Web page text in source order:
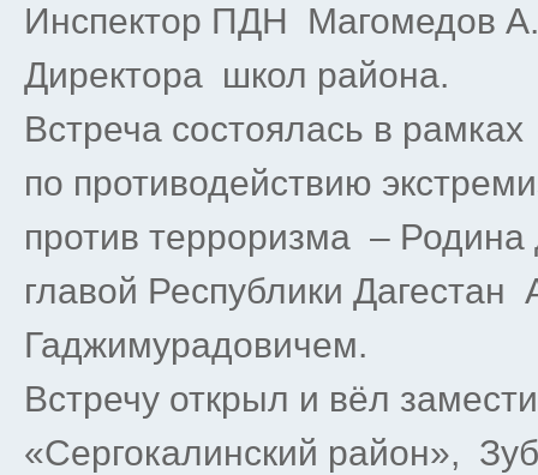
Инспектор ПДН Магомедов
Директора школ района.
Встреча состоялась в
по противодействию
против терроризма –
главой Республики
Гаджимурадовичем.
Встречу открыл и вёл
«Сергокалинский район»,